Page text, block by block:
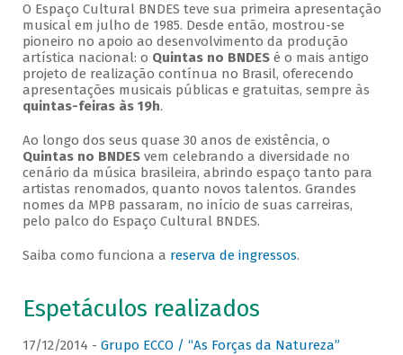
O Espaço Cultural BNDES teve sua primeira apresentação
musical em julho de 1985. Desde então, mostrou-se
pioneiro no apoio ao desenvolvimento da produção
artística nacional: o Quintas no BNDESé o mais antigo
projeto de realização contínua no Brasil, oferecendo
apresentações musicais públicas e gratuitas, sempre às
quintas-feiras às 19h.
Ao longo dos seus quase 30 anos de existência, o
Quintas no BNDESvem celebrando a diversidade no
cenário da música brasileira, abrindo espaço tanto para
artistas renomados, quanto novos talentos. Grandes
nomes da MPB passaram, no início de suas carreiras,
pelo palco do Espaço Cultural BNDES.
Saiba como funciona a reserva de ingressos.
Espetáculos realizados
17/12/2014 - Grupo ECCO / “As Forças da Natureza”